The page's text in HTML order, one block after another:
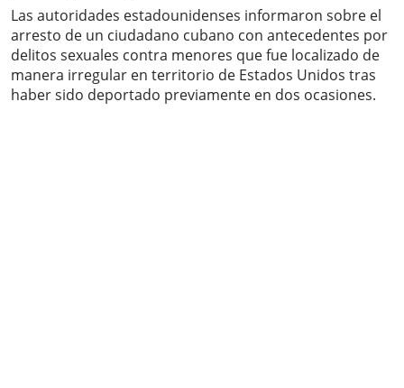
Las autoridades estadounidenses informaron sobre el
arresto de un ciudadano cubano con antecedentes por
delitos sexuales contra menores que fue localizado de
manera irregular en territorio de Estados Unidos tras
haber sido deportado previamente en dos ocasiones.